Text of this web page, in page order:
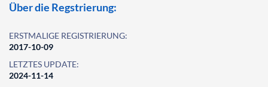
Über die Regstrierung:
ERSTMALIGE REGISTRIERUNG:
2017-10-09
LETZTES UPDATE:
2024-11-14